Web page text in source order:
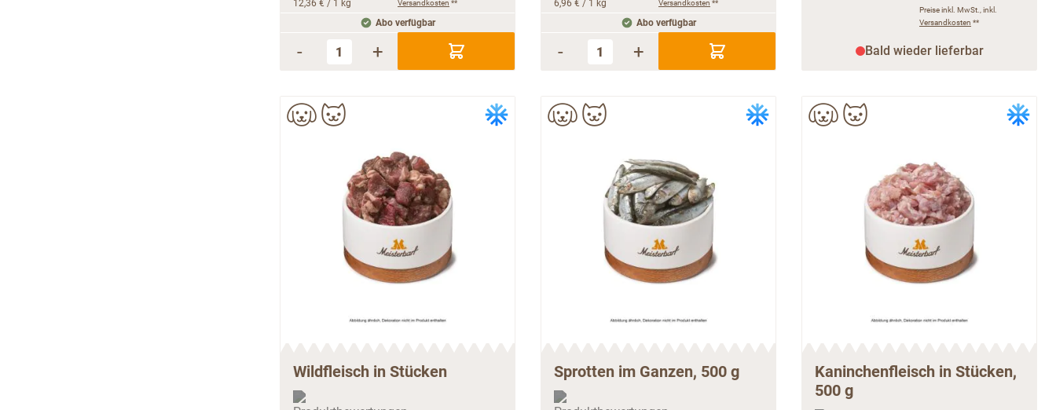
12,36 € / 1 kg
Versandkosten **
Abo verfügbar
- +
6,96 € / 1 kg
Versandkosten **
Abo verfügbar
- +
Preise inkl. MwSt., inkl.
Versandkosten **
Bald wieder lieferbar
Wildfleisch in Stücken Sprotten im Ganzen, 500 g
Kaninchenfleisch in Stücken,
500 g